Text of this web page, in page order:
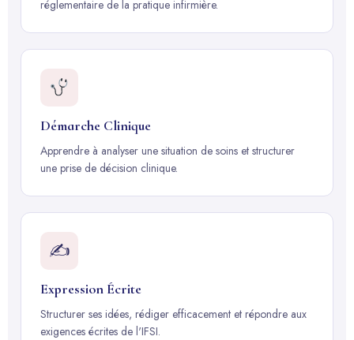
réglementaire de la pratique infirmière.
Démarche Clinique
Apprendre à analyser une situation de soins et structurer
une prise de décision clinique.
✍️
Expression Écrite
Structurer ses idées, rédiger efficacement et répondre aux
exigences écrites de l'IFSI.